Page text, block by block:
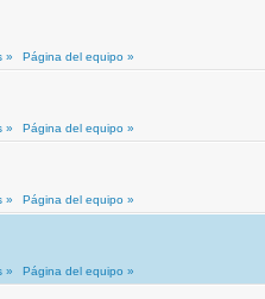
»
Página del equipo »
»
Página del equipo »
»
Página del equipo »
»
Página del equipo »